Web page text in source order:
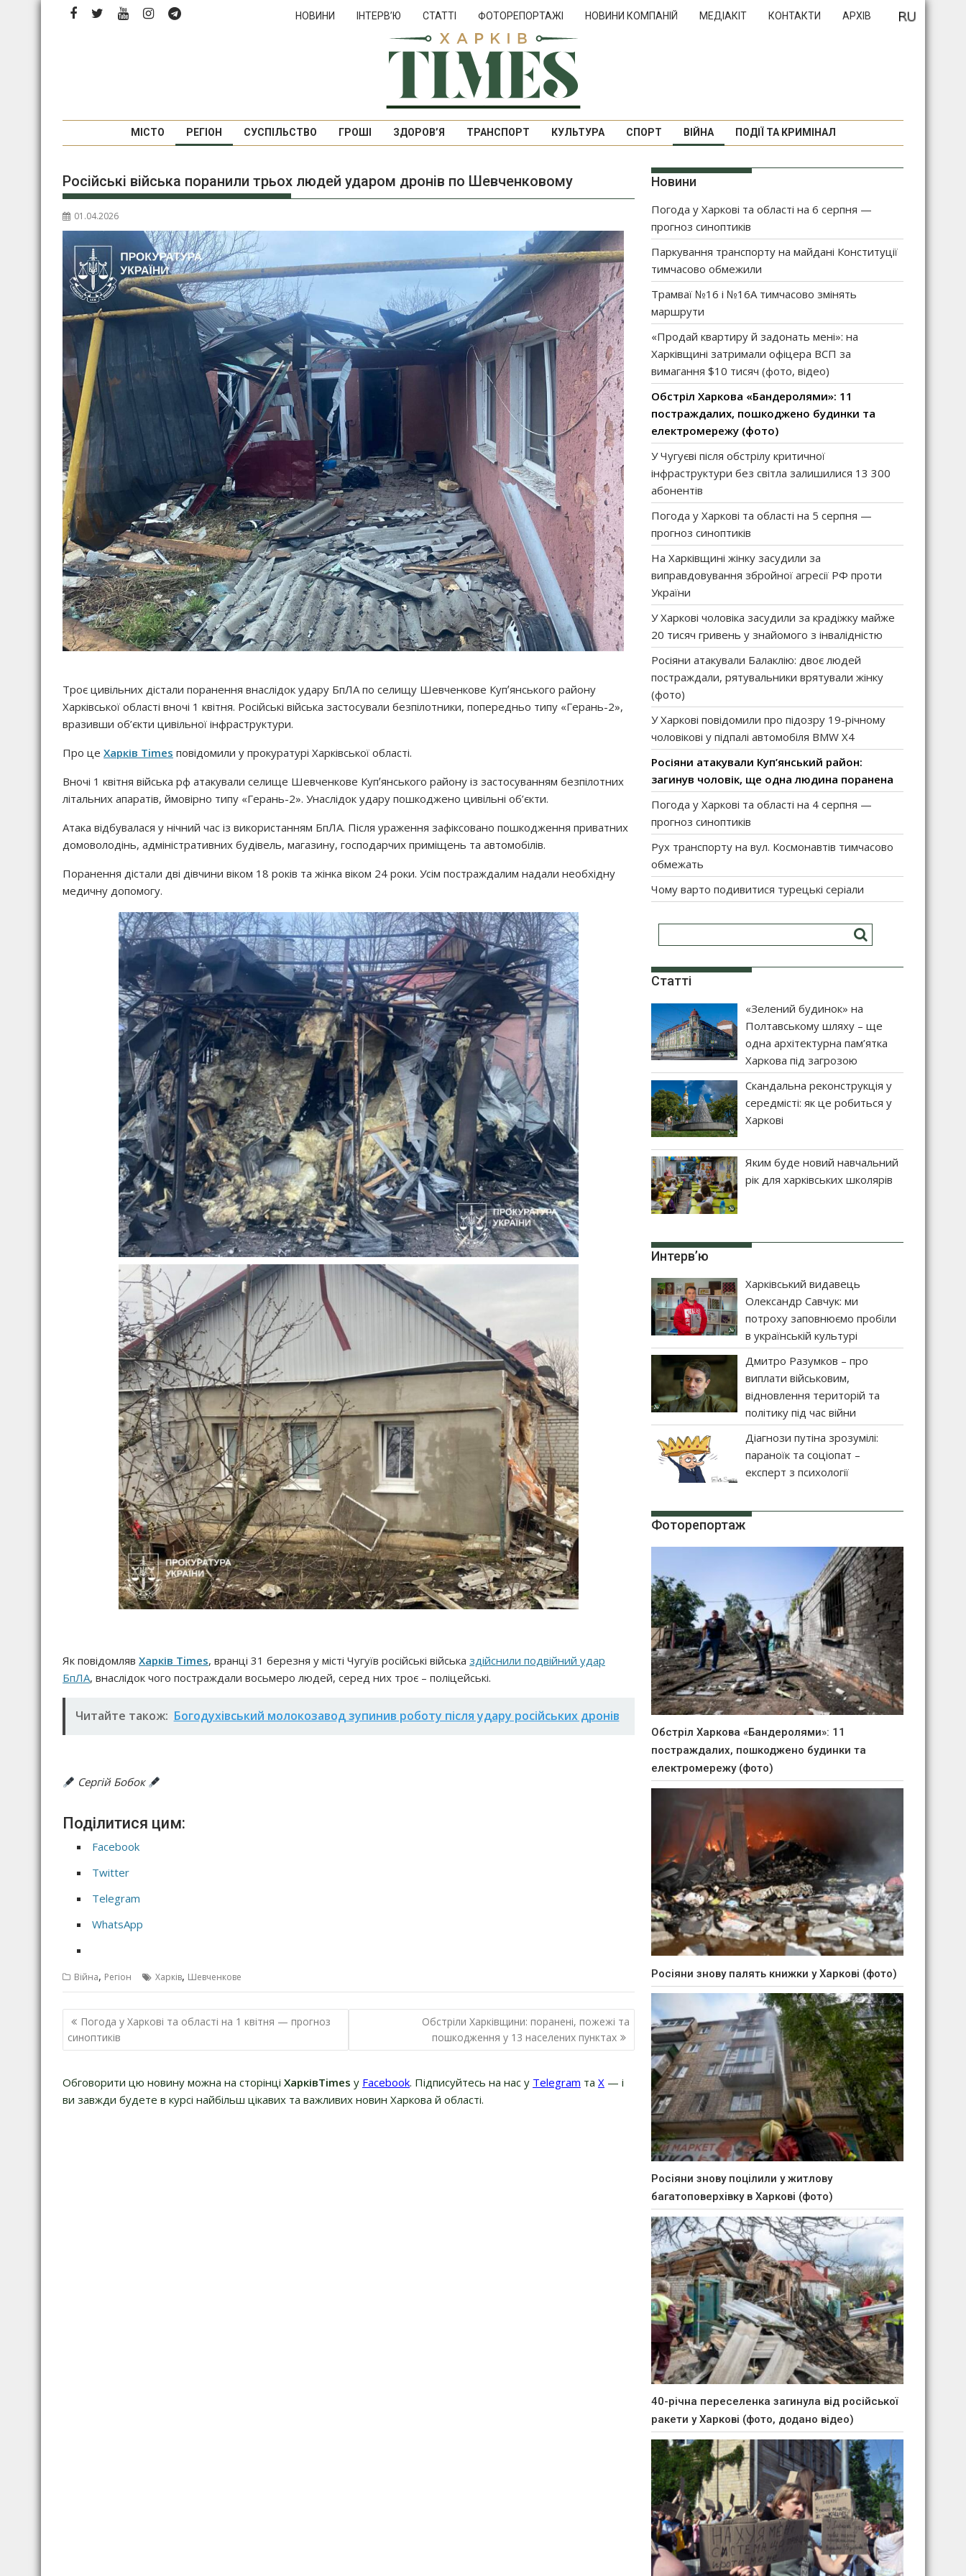
НОВИНИ ІНТЕРВ’Ю СТАТТІ ФОТОРЕПОРТАЖІ НОВИНИ КОМПАНІЙ МЕДІАКІТ КОНТАКТИ АРХІВ
МІСТО РЕГІОН СУСПІЛЬСТВО ГРОШІ ЗДОРОВ’Я ТРАНСПОРТ КУЛЬТУРА СПОРТ ВІЙНА ПОДІЇ ТА КРИМІНАЛ
Російські війська поранили трьох людей ударом дронів по Шевченковому
01.04.2026
Троє цивільних дістали поранення внаслідок удару БпЛА по селищу Шевченкове Купʼянського району
Харківської області вночі 1 квітня. Російські війська застосували безпілотники, попередньо типу «Герань-2»,
вразивши об’єкти цивільної інфраструктури.
Про це Харків Times повідомили у прокуратурі Харківської області.
Вночі 1 квітня війська рф атакували селище Шевченкове Купʼянського району із застосуванням безпілотних
літальних апаратів, ймовірно типу «Герань-2». Унаслідок удару пошкоджено цивільні об’єкти.
Атака відбувалася у нічний час із використанням БпЛА. Після ураження зафіксовано пошкодження приватних
домоволодінь, адміністративних будівель, магазину, господарчих приміщень та автомобілів.
Поранення дістали дві дівчини віком 18 років та жінка віком 24 роки. Усім постраждалим надали необхідну
медичну допомогу.
Як повідомляв Харків Times, вранці 31 березня у місті Чугуїв російські війська здійснили подвійний удар
БпЛА, внаслідок чого постраждали восьмеро людей, серед них троє – поліцейські.
Читайте також: Богодухівський молокозавод зупинив роботу після удару російських дронів
Сергій Бобок
Поділитися цим:
Facebook
Twitter
Telegram
WhatsApp
Війна, Регіон Харків, Шевченкове
Н
а
і
г
Погода у Харкові та області на 1 квітня — прогноз
синоптиків
Обстріли Харківщини: поранені, пожежі та
пошкодження у 13 населених пунктах
Обговорити цю новину можна на сторінці ХарківTimes у Facebook. Підписуйтесь на нас у Telegram та Х — і
ви завжди будете в курсі найбільш цікавих та важливих новин Харкова й області.
Новини
Погода у Харкові та області на 6 серпня —
прогноз синоптиків
Паркування транспорту на майдані Конституції
тимчасово обмежили
Трамваї №16 і №16А тимчасово змінять
маршрути
«Продай квартиру й задонать мені»: на
Харківщині затримали офіцера ВСП за
вимагання $10 тисяч (фото, відео)
Обстріл Харкова «Бандеролями»: 11
постраждалих, пошкоджено будинки та
електромережу (фото)
У Чугуєві після обстрілу критичної
інфраструктури без світла залишилися 13 300
абонентів
Погода у Харкові та області на 5 серпня —
прогноз синоптиків
На Харківщині жінку засудили за
виправдовування збройної агресії РФ проти
України
У Харкові чоловіка засудили за крадіжку майже
20 тисяч гривень у знайомого з інвалідністю
Росіяни атакували Балаклію: двоє людей
постраждали, рятувальники врятували жінку
(фото)
У Харкові повідомили про підозру 19-річному
чоловікові у підпалі автомобіля BMW X4
Росіяни атакували Куп’янський район:
загинув чоловік, ще одна людина поранена
Погода у Харкові та області на 4 серпня —
прогноз синоптиків
Рух транспорту на вул. Космонавтів тимчасово
обмежать
Чому варто подивитися турецькі серіали
Статті
«Зелений будинок» на
Полтавському шляху – ще
одна архітектурна пам’ятка
Харкова під загрозою
Скандальна реконструкція у
середмісті: як це робиться у
Харкові
Яким буде новий навчальний
рік для харківських школярів
Интерв’ю
Харківський видавець
Олександр Савчук: ми
потроху заповнюємо пробіли
в українській культурі
Дмитро Разумков – про
виплати військовим,
відновлення територій та
політику під час війни
Діагнози путіна зрозумілі:
параноїк та соціопат –
експерт з психології
Фоторепортаж
Обстріл Харкова «Бандеролями»: 11
постраждалих, пошкоджено будинки та
електромережу (фото)
Росіяни знову палять книжки у Харкові (фото)
Росіяни знову поцілили у житлову
багатоповерхівку в Харкові (фото)
40-річна переселенка загинула від російської
ракети у Харкові (фото, додано відео)